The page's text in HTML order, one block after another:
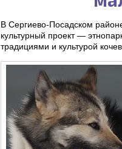
В Сергиево-Посадском
культурный проект —
традициями и культурой